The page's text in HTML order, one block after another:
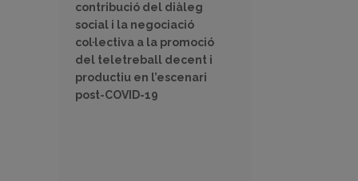
contribució del diàleg
social i la negociació
col·lectiva a la promoció
del teletreball decent i
productiu en l’escenari
post-COVID-19